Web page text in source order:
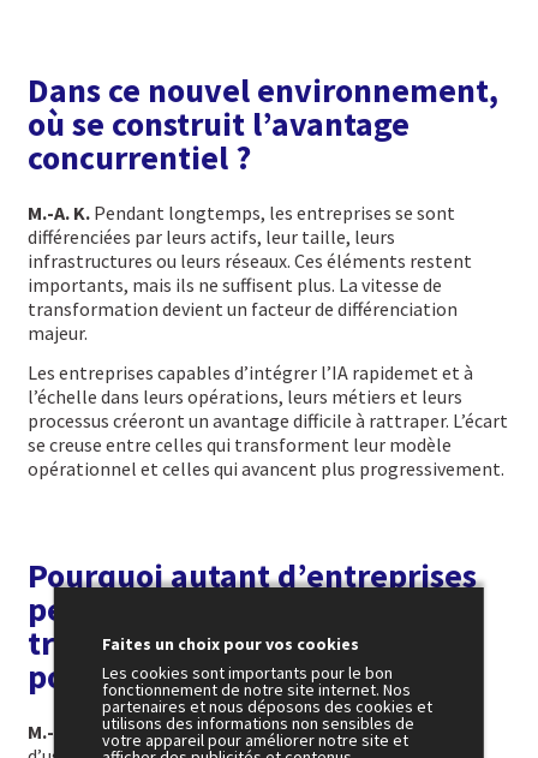
Dans ce nouvel environnement,
où se construit l’avantage
concurrentiel ?
M.-A. K.Pendant longtemps, les entreprises se sont
différenciées par leurs actifs, leur taille, leurs
infrastructures ou leurs réseaux. Ces éléments restent
importants, mais ils ne suffisent plus. La vitesse de
transformation devient un facteur de différenciation
majeur.
Les entreprises capables d’intégrer l’IA rapidemet et à
l’échelle dans leurs opérations, leurs métiers et leurs
processus créeront un avantage difficile à rattraper. L’écart
se creuse entre celles qui transforment leur modèle
opérationnel et celles qui avancent plus progressivement.
Pourquoi autant d’entreprises
peinent-elles encore à
transformer l’essai malgré le
potentiel de l’IA ?
M.-A. K.
Parce qu’il faut sortir de la tyrannie des cas
Faites un choix pour vos cookies
Les cookies sont importants pour le bon
fonctionnement de notre site internet. Nos
partenaires et nous déposons des cookies et
utilisons des informations non sensibles de
votre appareil pour améliorer notre site et